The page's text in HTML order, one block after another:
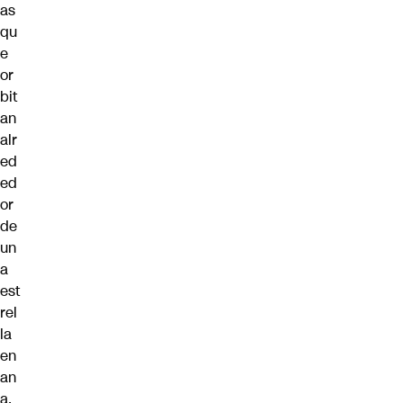
as
qu
e
or
bit
an
alr
ed
ed
or
de
un
a
est
rel
la
en
an
a,